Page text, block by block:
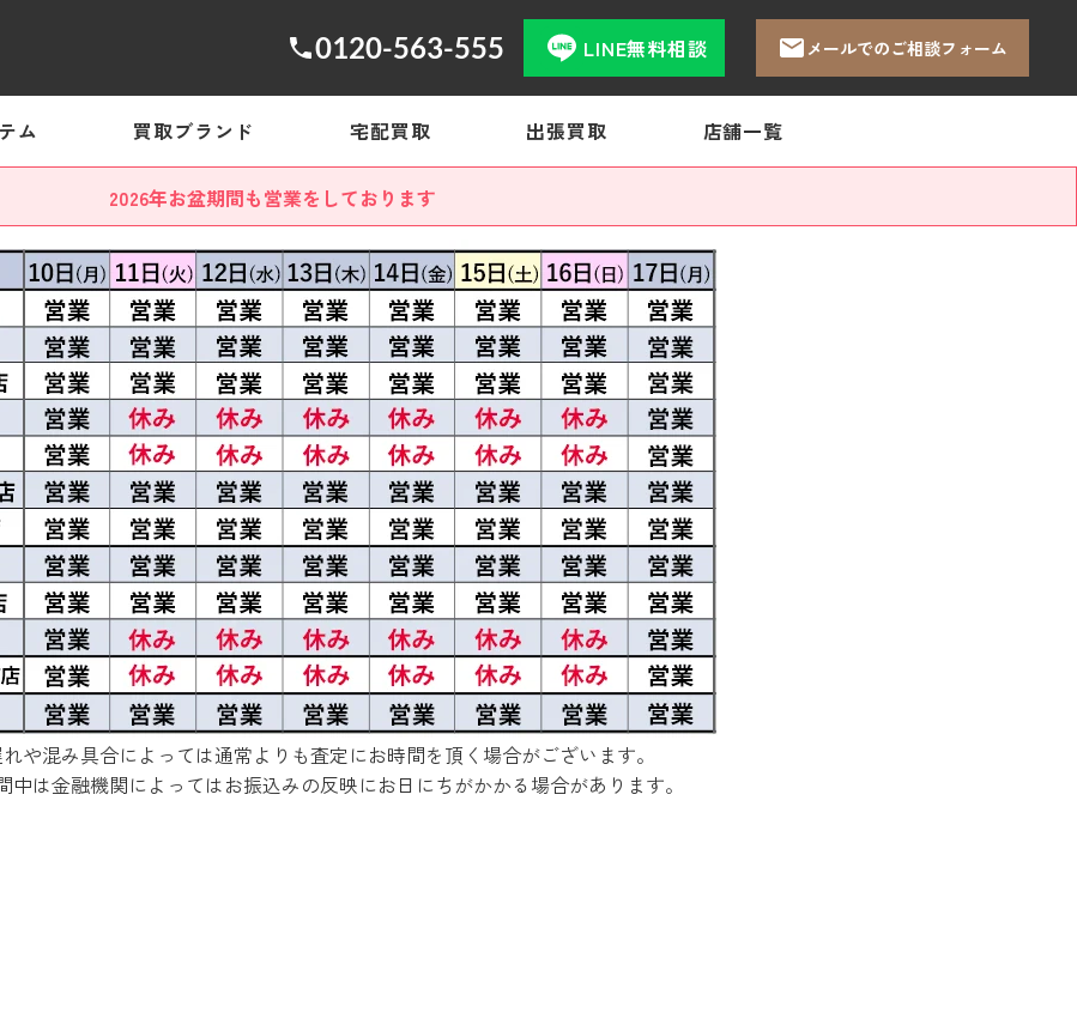
0120-563-555 LINE無料相談 メールでのご相談フォーム
ム 買取ブランド 宅配買取 出張買取 店舗一覧
2026年お盆期間も営業をしております
や混み具合によっては通常よりも査定にお時間を頂く場合がございます。
は金融機関によってはお振込みの反映にお日にちがかかる場合があります。